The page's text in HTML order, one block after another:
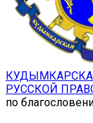
РУССКОЙ
по